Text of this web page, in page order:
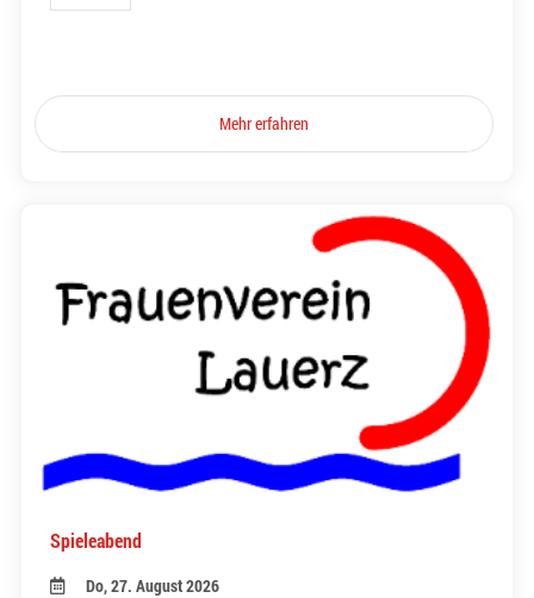
Mehr erfahren
Spieleabend
Do, 27. August 2026